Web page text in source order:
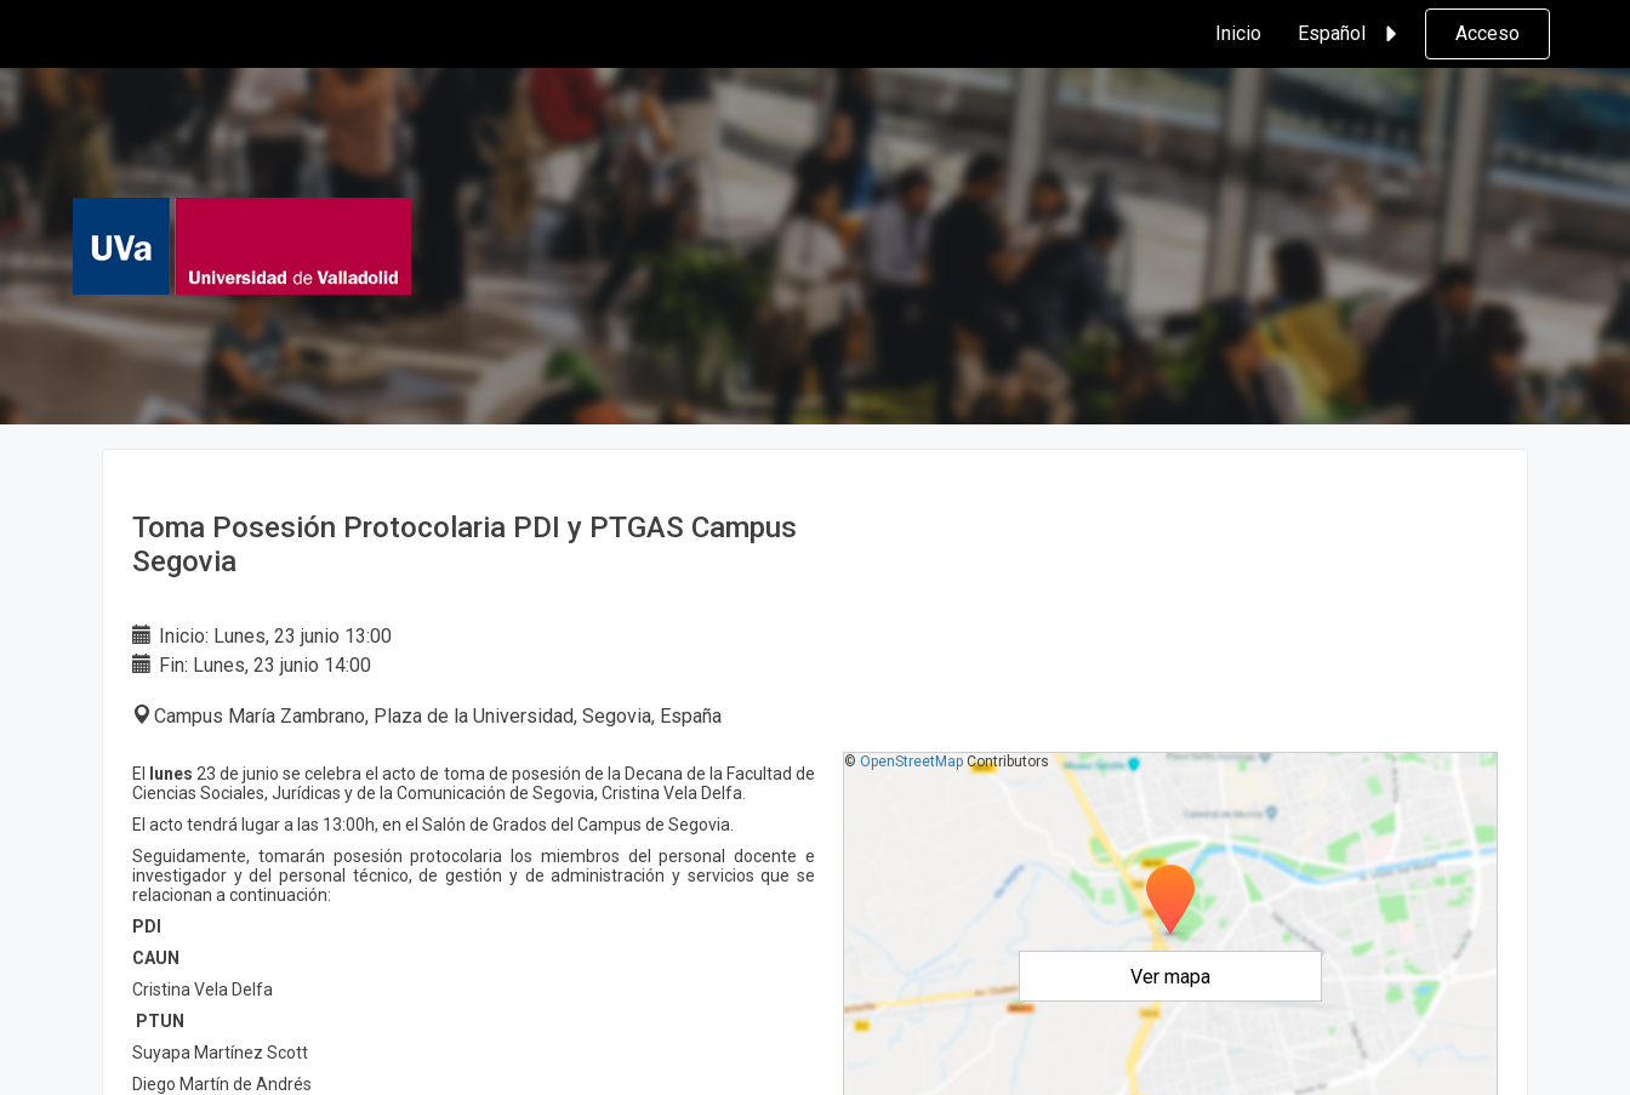
Inicio Español Acceso
Toma Posesión Protocolaria PDI y PTGAS Campus
Segovia
Inicio: Lunes, 23 junio 13:00
Fin: Lunes, 23 junio 14:00
Campus María Zambrano, Plaza de la Universidad, Segovia, España
El lunes 23 de junio se celebra el acto de toma de posesión de la Decana de la Facultad de
Ciencias Sociales, Jurídicas y de la Comunicación de Segovia, Cristina Vela Delfa.
El acto tendrá lugar a las 13:00h, en el Salón de Grados del Campus de Segovia.
Seguidamente, tomarán posesión protocolaria los miembros del personal docente e
investigador y del personal técnico, de gestión y de administración y servicios que se
relacionan a continuación:
PDI
CAUN
Cristina Vela Delfa
PTUN
Suyapa Martínez Scott
Diego Martín de Andrés
Ver mapa
© OpenStreetMapContributors